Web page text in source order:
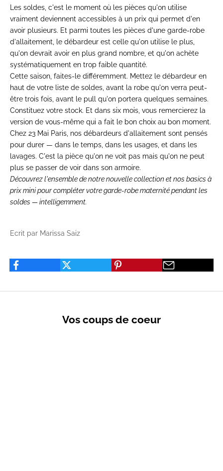
Les soldes, c'est le moment où les pièces qu'on utilise
vraiment deviennent accessibles à un prix qui permet d'en
avoir plusieurs. Et parmi toutes les pièces d'une garde-robe
d'allaitement,
le débardeur est celle qu'on utilise le plus,
qu'on devrait avoir en plus grand nombre, et qu'on achète
systématiquement en trop faible quantité.
Cette saison, faites-le différemment. Mettez le débardeur en
haut de votre liste de soldes, avant la robe qu'on verra peut-
être trois fois, avant le pull qu'on portera quelques semaines.
Constituez votre stock. Et dans six mois, vous remercierez la
version de vous-même qui a fait le bon choix au bon moment.
Chez 23 Mai Paris, nos débardeurs d'allaitement sont pensés
pour durer — dans le temps, dans les usages, et dans les
lavages. C'est la pièce qu'on ne voit pas mais qu'on ne peut
plus se passer de voir dans son armoire.
Découvrez l'ensemble de notrenouvelle collection et nos basics à
prix minipour compléter votre garde-robe maternité pendant les
soldes — intelligemment.
Ecrit par Marissa Saiz
Vos coups de coeur